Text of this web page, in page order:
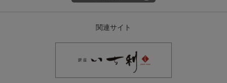
関連サイト